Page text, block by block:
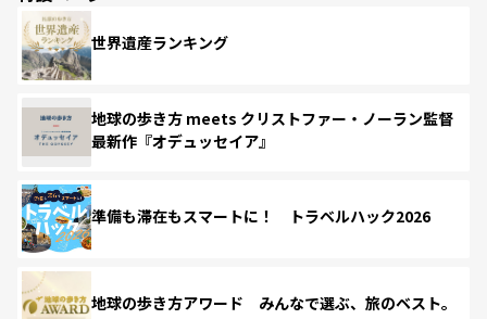
世界遺産ランキング
地球の歩き方 meets クリストファー・ノーラン監督
最新作『オデュッセイア』
準備も滞在もスマートに！ トラベルハック2026
地球の歩き方アワード みんなで選ぶ、旅のベスト。